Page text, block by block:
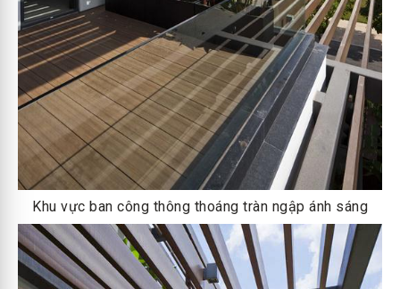
Khu vực ban công thông thoáng tràn ngập ánh sáng